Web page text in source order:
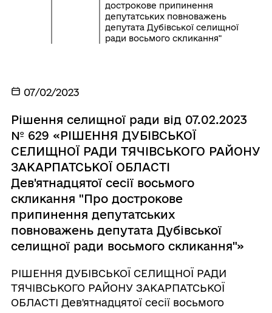
дострокове припинення
депутатських повноважень
депутата Дубівської селищної
ради восьмого скликання"
07/02/2023
Рішення селищної ради від 07.02.2023
№ 629 «РІШЕННЯ ДУБІВСЬКОЇ
СЕЛИЩНОЇ РАДИ ТЯЧІВСЬКОГО РАЙОНУ
ЗАКАРПАТСЬКОЇ ОБЛАСТІ
Дев'ятнадцятої сесії восьмого
скликання "Про дострокове
припинення депутатських
повноважень депутата Дубівської
селищної ради восьмого скликання"»
РІШЕННЯ ДУБІВСЬКОЇ СЕЛИЩНОЇ РАДИ
ТЯЧІВСЬКОГО РАЙОНУ ЗАКАРПАТСЬКОЇ
ОБЛАСТІ Дев'ятнадцятої сесії восьмого